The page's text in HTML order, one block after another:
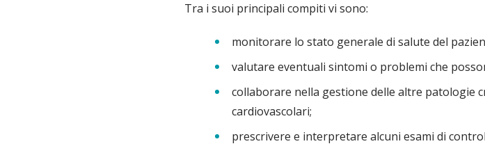
Tra i suoi principali compiti vi sono:
monitorare lo stato generale di salute del
valutare eventuali sintomi o problemi che
collaborare nella gestione delle altre patologie
cardiovascolari;
prescrivere e interpretare alcuni esami di